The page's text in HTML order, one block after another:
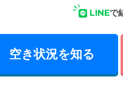
LINEで
空き状況を知る